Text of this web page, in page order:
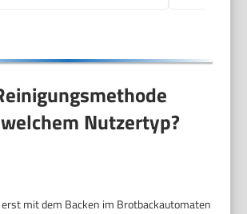
Nutzertyp?
erst mit dem Backen im Brotbackautomaten